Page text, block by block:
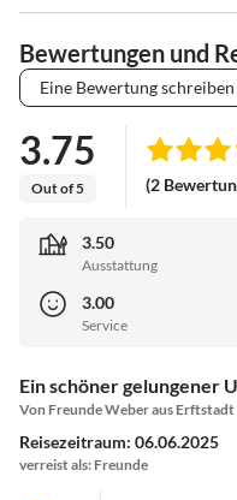
Bewertungen und
Eine Bewertung schreiben
3.75
Out of 5 (2
3.50
Ausstattung
3.00
Service
Ein schöner gelungener
Von Freunde Weber aus Erftstadt
Reisezeitraum: 06.06.2025
verreist als: Freunde